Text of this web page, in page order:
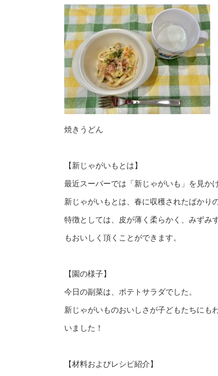
焼きうどん
【新じゃがいもとは】
最近スーパーでは「新じゃがいも」を見か
新じゃがいもとは、春に収穫されたばかり
特徴としては、皮が薄く柔らかく、みずみ
もおいしく頂くことができます。
【園の様子】
今日の副菜は、ポテトサラダでした。
新じゃがいものおいしさが子どもたちにも
いました！
【材料およびレシピ紹介】